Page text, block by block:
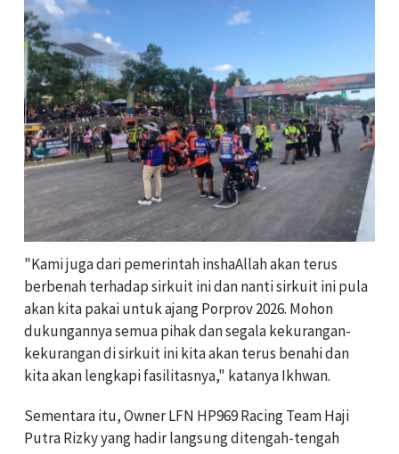
"Kami juga dari pemerintah inshaAllah akan terus
berbenah terhadap sirkuit ini dan nanti sirkuit ini pula
akan kita pakai untuk ajang Porprov 2026. Mohon
dukungannya semua pihak dan segala kekurangan-
kekurangan di sirkuit ini kita akan terus benahi dan
kita akan lengkapi fasilitasnya," katanya Ikhwan.
Sementara itu, Owner LFN HP969 Racing Team Haji
Putra Rizky yang hadir langsung ditengah-tengah